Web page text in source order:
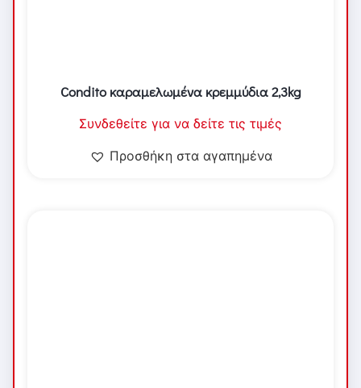
Condito καραμελωμένα κρεμμύδια 2,3kg
Συνδεθείτε για να δείτε τις τιμές
Προσθήκη στα αγαπημένα